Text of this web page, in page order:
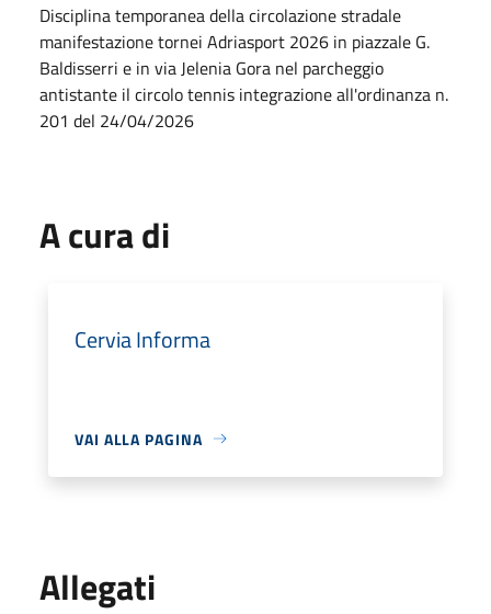
Disciplina temporanea della circolazione stradale
manifestazione tornei Adriasport 2026 in piazzale G.
Baldisserri e in via Jelenia Gora nel parcheggio
antistante il circolo tennis integrazione all'ordinanza n.
201 del 24/04/2026
A cura di
Cervia Informa
VAI ALLA PAGINA
Allegati